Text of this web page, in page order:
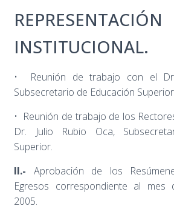
REPRESENTACIÓN
INSTITUCIONAL.
• Reunión de trabajo con el
Subsecretario de Educación Superior
• Reunión de trabajo de los
Dr. Julio Rubio Oca,
Superior.
II.- Aprobación de los
Egresos correspondiente al mes
2005.